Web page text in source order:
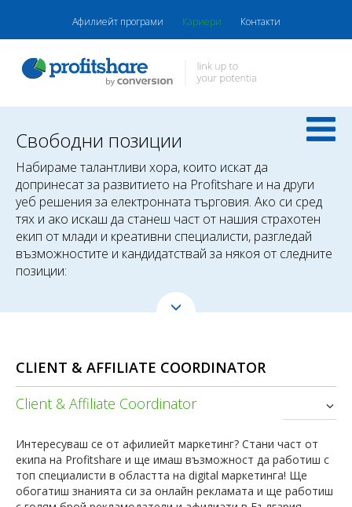
Афилиейт програми Кариери Контакти
Свободни позиции
Набираме талантливи хора, които искат да
допринесат за развитието на Profitshare и на други
уеб решения за електронната търговия. Ако си сред
тях и ако искаш да станеш част от нашия страхотен
екип от млади и креативни специалисти, разгледай
възможностите и кандидатствай за някоя от следните
позиции:
CLIENT & AFFILIATE COORDINATOR
Client & Affiliate Coordinator
Интересуваш се от афилиейт маркетинг? Стани част от
екипа на Profitshare и ще имаш възможност да работиш с
топ специалисти в областта на digital маркетинга! Ще
обогатиш знанията си за онлайн рекламата и ще работиш